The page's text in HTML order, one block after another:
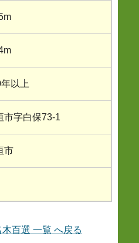
以上
市字白保73-1
市
百選 一覧 へ戻る